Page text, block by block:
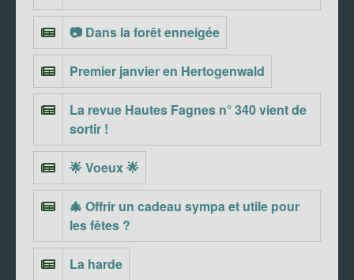
📷 Dans la forêt enneigée
Premier janvier en Hertogenwald
La revue Hautes Fagnes n° 340 vient de
sortir !
🌟 Voeux 🌟
🎄 Offrir un cadeau sympa et utile pour
les fêtes ?
La harde